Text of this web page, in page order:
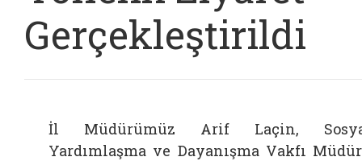
Gerçekleştirildi
İl Müdürümüz Arif Laçin,
Yardımlaşma ve Dayanışma Vakfı